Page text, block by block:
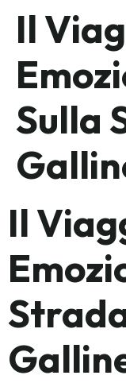
Il
Sulla
Il